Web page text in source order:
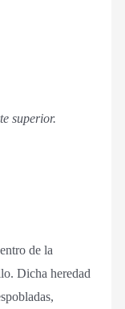
superior.
de la
Dicha heredad